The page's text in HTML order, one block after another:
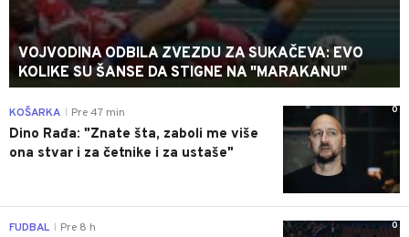
VOJVODINA ODBILA ZVEZDU ZA SUKAČEVA: EVO
KOLIKE SU ŠANSE DA STIGNE NA "MARAKANU"
0
KOŠARKA Pre 47 min
Dino Rađa: "Znate šta, zaboli me više
ona stvar i za četnike i za ustaše"
0
FUDBAL Pre 8 h